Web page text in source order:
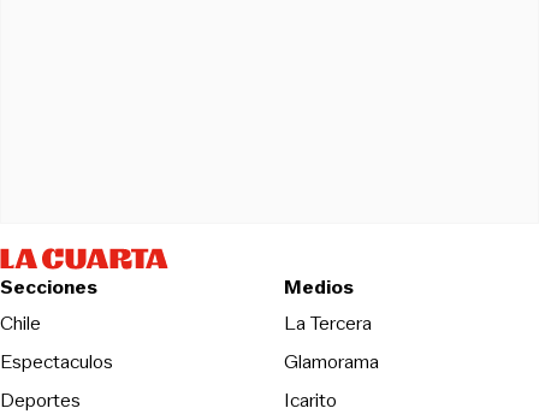
Secciones
Chile
Espectaculos
Deportes
Medios
La TerceraOpens in new
Glamorama
Icarito